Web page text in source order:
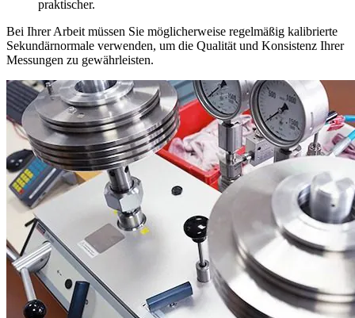
praktischer.
Bei Ihrer Arbeit müssen Sie möglicherweise regelmäßig kalibrierte
Sekundärnormale verwenden, um die Qualität und Konsistenz Ihrer
Messungen zu gewährleisten.